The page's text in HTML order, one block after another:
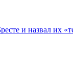
и назвал их